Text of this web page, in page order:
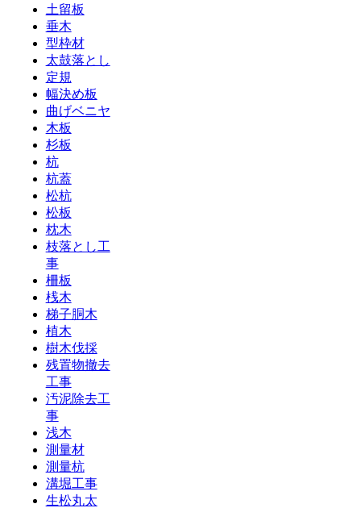
土留板
垂木
型枠材
太鼓落とし
定規
幅決め板
曲げベニヤ
木板
杉板
杭
杭蓋
松杭
松板
枕木
枝落とし工
事
柵板
桟木
梯子胴木
植木
樹木伐採
残置物撤去
工事
汚泥除去工
事
浅木
測量材
測量杭
溝堀工事
生松丸太